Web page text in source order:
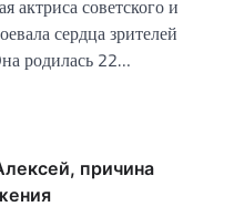
актриса советского и
сердца зрителей
родилась 22…
причина